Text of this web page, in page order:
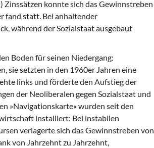
konnte sich das Gewinnstreben
fand statt. Bei anhaltender
während der Sozialstaat ausgebaut
Boden für seinen Niedergang:
sie setzten in den 1960er Jahren eine
links und förderte den Aufstieg der
der Neoliberalen gegen Sozialstaat und
»Navigationskarte« wurden seit den
installiert: Bei instabilen
verlagerte sich das Gewinnstreben von
von Jahrzehnt zu Jahrzehnt,